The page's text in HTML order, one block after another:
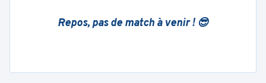
Repos, pas de match à venir ! 😎